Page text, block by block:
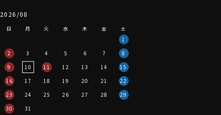
2026/08
日 月 火 水 木 金
土
1
2
3 4 5 6 7
8
9
10 11 12 13 14
15
16
17 18 19 20 21
22
23
24 25 26 27 28
29
30
31